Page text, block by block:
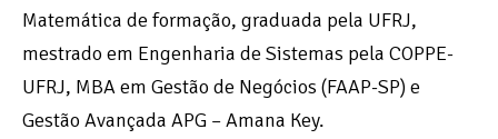
Matemática de formação, graduada pela UFRJ,
mestrado em Engenharia de Sistemas pela COPPE-
UFRJ, MBA em Gestão de Negócios (FAAP-SP) e
Gestão Avançada APG – Amana Key.